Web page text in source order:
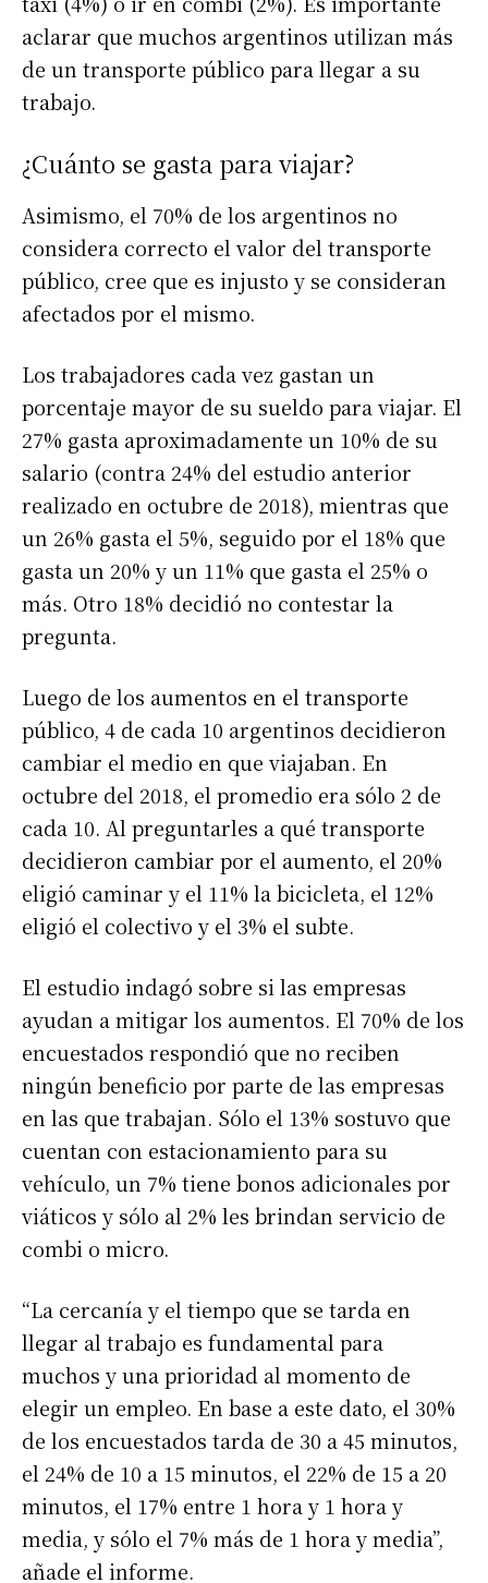
aclarar que muchos argentinos utilizan más
de un transporte público para llegar a su
trabajo.
¿Cuánto se gasta para viajar?
Asimismo, el 70% de los argentinos no
considera correcto el valor del transporte
público, cree que es injusto y se consideran
afectados por el mismo.
Los trabajadores cada vez gastan un
porcentaje mayor de su sueldo para viajar. El
27% gasta aproximadamente un 10% de su
salario (contra 24% del estudio anterior
realizado en octubre de 2018), mientras que
un 26% gasta el 5%, seguido por el 18% que
gasta un 20% y un 11% que gasta el 25% o
más. Otro 18% decidió no contestar la
pregunta.
Luego de los aumentos en el transporte
público, 4 de cada 10 argentinos decidieron
cambiar el medio en que viajaban. En
octubre del 2018, el promedio era sólo 2 de
cada 10. Al preguntarles a qué transporte
decidieron cambiar por el aumento, el 20%
eligió caminar y el 11% la bicicleta, el 12%
eligió el colectivo y el 3% el subte.
El estudio indagó sobre si las empresas
ayudan a mitigar los aumentos. El 70% de los
encuestados respondió que no reciben
ningún beneficio por parte de las empresas
en las que trabajan. Sólo el 13% sostuvo que
cuentan con estacionamiento para su
vehículo, un 7% tiene bonos adicionales por
viáticos y sólo al 2% les brindan servicio de
combi o micro.
“La cercanía y el tiempo que se tarda en
llegar al trabajo es fundamental para
muchos y una prioridad al momento de
elegir un empleo. En base a este dato, el 30%
de los encuestados tarda de 30 a 45 minutos,
el 24% de 10 a 15 minutos, el 22% de 15 a 20
minutos, el 17% entre 1 hora y 1 hora y
media, y sólo el 7% más de 1 hora y media”,
añade el informe.